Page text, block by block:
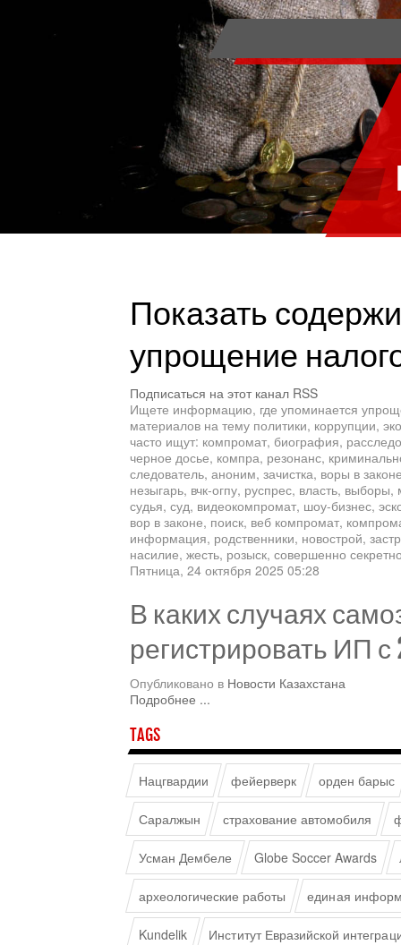
Показать
упрощение
Подписаться на этот канал RSS
Ищете информацию, где упоминается
материалов на тему политики, коррупции,
часто ищут: компромат, биография,
черное досье, компра, резонанс,
следователь, аноним, зачистка, воры в
незыгарь, вчк-огпу, руспрес, власть,
судья, суд, видеокомпромат, шоу-бизнес,
вор в законе, поиск, веб компромат,
информация, родственники, новострой,
насилие, жесть, розыск, совершенно
Пятница, 24 октября 2025 05:28
В каких случаях
регистрировать ИП с
Опубликовано в Новости Казахстана
Подробнее ...
TAGS
Нацгвардии фейерверк орден барыс
Саралжын страхование автомобиля
Усман Дембеле Globe Soccer Awards
археологические работы единая
Kundelik Институт Евразийской